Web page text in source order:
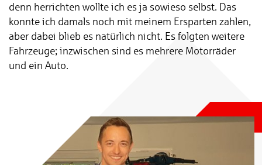
denn herrichten wollte ich es ja sowieso selbst. Das
konnte ich damals noch mit meinem Ersparten zahlen,
aber dabei blieb es natürlich nicht. Es folgten weitere
Fahrzeuge; inzwischen sind es mehrere Motorräder
und ein Auto.